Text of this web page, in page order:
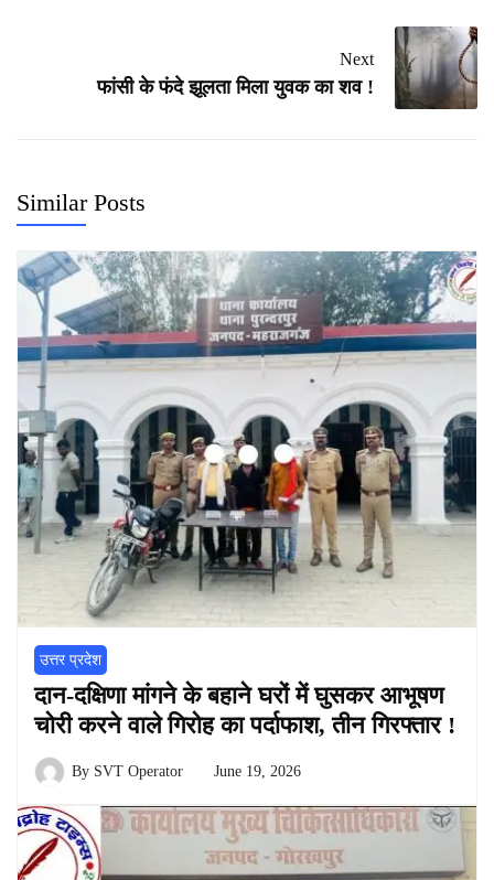
Next
फांसी के फंदे झूलता मिला युवक का शव !
Similar Posts
उत्तर प्रदेश
दान-दक्षिणा मांगने के बहाने घरों में घुसकर आभूषण
चोरी करने वाले गिरोह का पर्दाफाश, तीन गिरफ्तार !
By SVT Operator June 19, 2026